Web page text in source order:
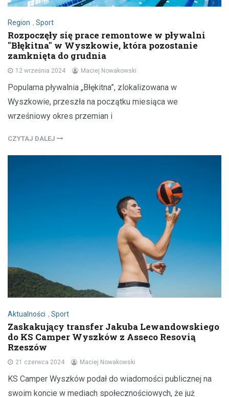
Region , Sport
Rozpoczęły się prace remontowe w pływalni
"Błękitna" w Wyszkowie, która pozostanie
zamknięta do grudnia
12 września 2024 Maciej Nowakowski
Popularna pływalnia „Błękitna”, zlokalizowana w
Wyszkowie, przeszła na początku miesiąca we
wrześniowy okres przemian i
CZYTAJ DALEJ
Aktualności , Sport
Zaskakujący transfer Jakuba Lewandowskiego
do KS Camper Wyszków z Asseco Resovią
Rzeszów
21 czerwca 2024 Maciej Nowakowski
KS Camper Wyszków podał do wiadomości publicznej na
swoim koncie w mediach społecznościowych, że już